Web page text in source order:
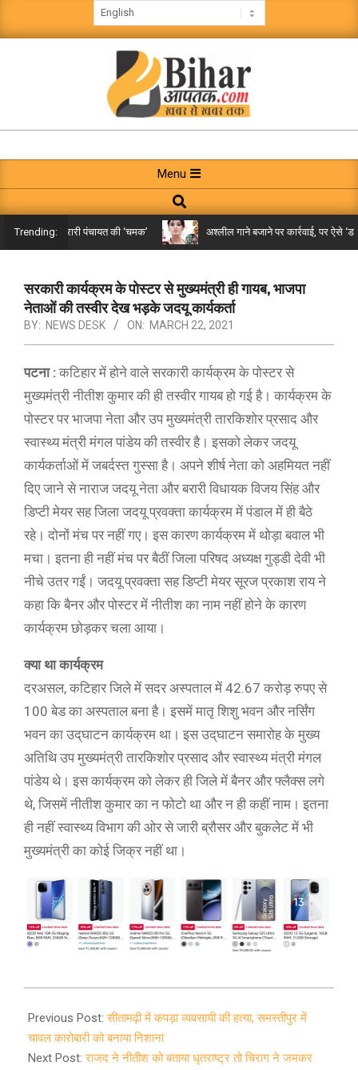
to
BIHAR
AAPTAK
Navigation
Menu
Menu
Search
Trending:
तक पहुंची गरारी पंचायत की ‘चमक’ अश्लील गाने बजाने पर कार्रवाई, पर ऐसे ‘डबल
सरकारी कार्यक्रम के पोस्टर से मुख्यमंत्री ही गायब, भाजपा
नेताओं की तस्वीर देख भड़के जदयू कार्यकर्ता
BY: NEWS DESK ON: MARCH 22, 2021
पटना : कटिहार में होने वाले सरकारी कार्यक्रम के पोस्टर से
मुख्यमंत्री नीतीश कुमार की ही तस्वीर गायब हो गई है। कार्यक्रम के
पोस्टर पर भाजपा नेता और उप मुख्यमंत्री तारकिशोर प्रसाद और
स्वास्थ्य मंत्री मंगल पांडेय की तस्वीर है। इसको लेकर जदयू
कार्यकर्ताओं में जबर्दस्त गुस्सा है। अपने शीर्ष नेता को अहमियत नहीं
दिए जाने से नाराज जदयू नेता और बरारी विधायक विजय सिंह और
डिप्टी मेयर सह जिला जदयू प्रवक्ता कार्यक्रम में पंडाल में ही बैठे
रहे। दोनों मंच पर नहीं गए। इस कारण कार्यक्रम में थोड़ा बवाल भी
मचा। इतना ही नहीं मंच पर बैठीं जिला परिषद अध्यक्ष गुड्डी देवी भी
नीचे उतर गईं। जदयू प्रवक्ता सह डिप्टी मेयर सूरज प्रकाश राय ने
कहा कि बैनर और पोस्टर में नीतीश का नाम नहीं होने के कारण
कार्यक्रम छोड़कर चला आया।
क्या था कार्यक्रम
दरअसल, कटिहार जिले में सदर अस्पताल में 42.67 करोड़ रुपए से
100 बेड का अस्पताल बना है। इसमें मातृ शिशु भवन और नर्सिंग
भवन का उद्‌घाटन कार्यक्रम था। इस उद्‌घाटन समारोह के मुख्य
अतिथि उप मुख्यमंत्री तारकिशोर प्रसाद और स्वास्थ्य मंत्री मंगल
पांडेय थे। इस कार्यक्रम को लेकर ही जिले में बैनर और फ्लैक्स लगे
थे, जिसमें नीतीश कुमार का न फोटो था और न ही कहीं नाम। इतना
ही नहीं स्वास्थ्य विभाग की ओर से जारी ब्रौसर और बुकलेट में भी
मुख्यमंत्री का कोई जिक्र नहीं था।
03-
22
Previous Post:सीतामढ़ी में कपड़ा व्यवसायी की हत्या, समस्तीपुर में
चावल कारोबारी को बनाया निशाना
Next Post:राजद ने नीतीश को बताया धृतराष्ट्र तो चिराग ने जमकर